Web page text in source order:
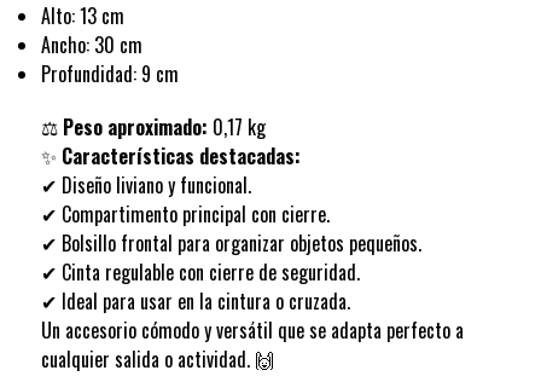
Alto: 13 cm
Ancho: 30 cm
Profundidad: 9 cm
⚖️ Peso aproximado: 0,17 kg
✨ Características destacadas:
✔ Diseño liviano y funcional.
✔ Compartimento principal con cierre.
✔ Bolsillo frontal para organizar objetos pequeños.
✔ Cinta regulable con cierre de seguridad.
✔ Ideal para usar en la cintura o cruzada.
Un accesorio cómodo y versátil que se adapta perfecto a
cualquier salida o actividad. 🙌